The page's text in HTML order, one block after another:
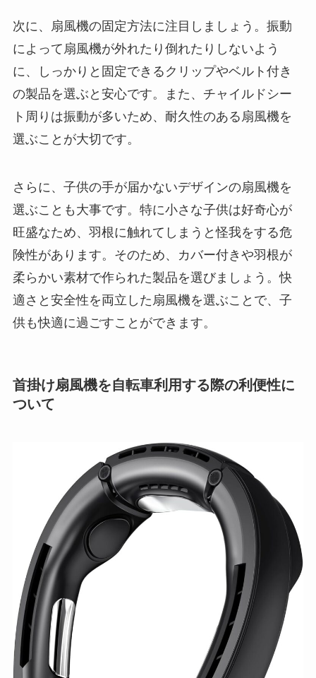
次に、扇風機の固定方法に注目しましょう。振動
によって扇風機が外れたり倒れたりしないよう
に、しっかりと固定できるクリップやベルト付き
の製品を選ぶと安心です。また、チャイルドシー
ト周りは振動が多いため、耐久性のある扇風機を
選ぶことが大切です。
さらに、子供の手が届かないデザインの扇風機を
選ぶことも大事です。特に小さな子供は好奇心が
旺盛なため、羽根に触れてしまうと怪我をする危
険性があります。そのため、カバー付きや羽根が
柔らかい素材で作られた製品を選びましょう。快
適さと安全性を両立した扇風機を選ぶことで、子
供も快適に過ごすことができます。
首掛け扇風機を自転車利用する際の利便性に
ついて